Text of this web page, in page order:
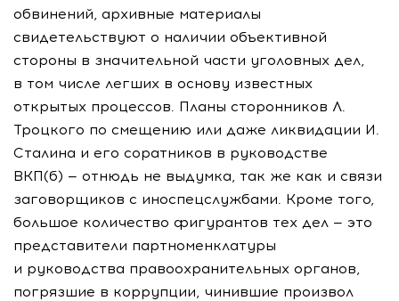
обвинений, архивные материалы
свидетельствуют о наличии объективной
стороны в значительной части уголовных дел,
в том числе легших в основу известных
открытых процессов. Планы сторонников Л.
Троцкого по смещению или даже ликвидации И.
Сталина и его соратников в руководстве
ВКП(б) — отнюдь не выдумка, так же как и связи
заговорщиков с иноспецслужбами. Кроме того,
большое количество фигурантов тех дел — это
представители партноменклатуры
и руководства правоохранительных органов,
погрязшие в коррупции, чинившие произвол